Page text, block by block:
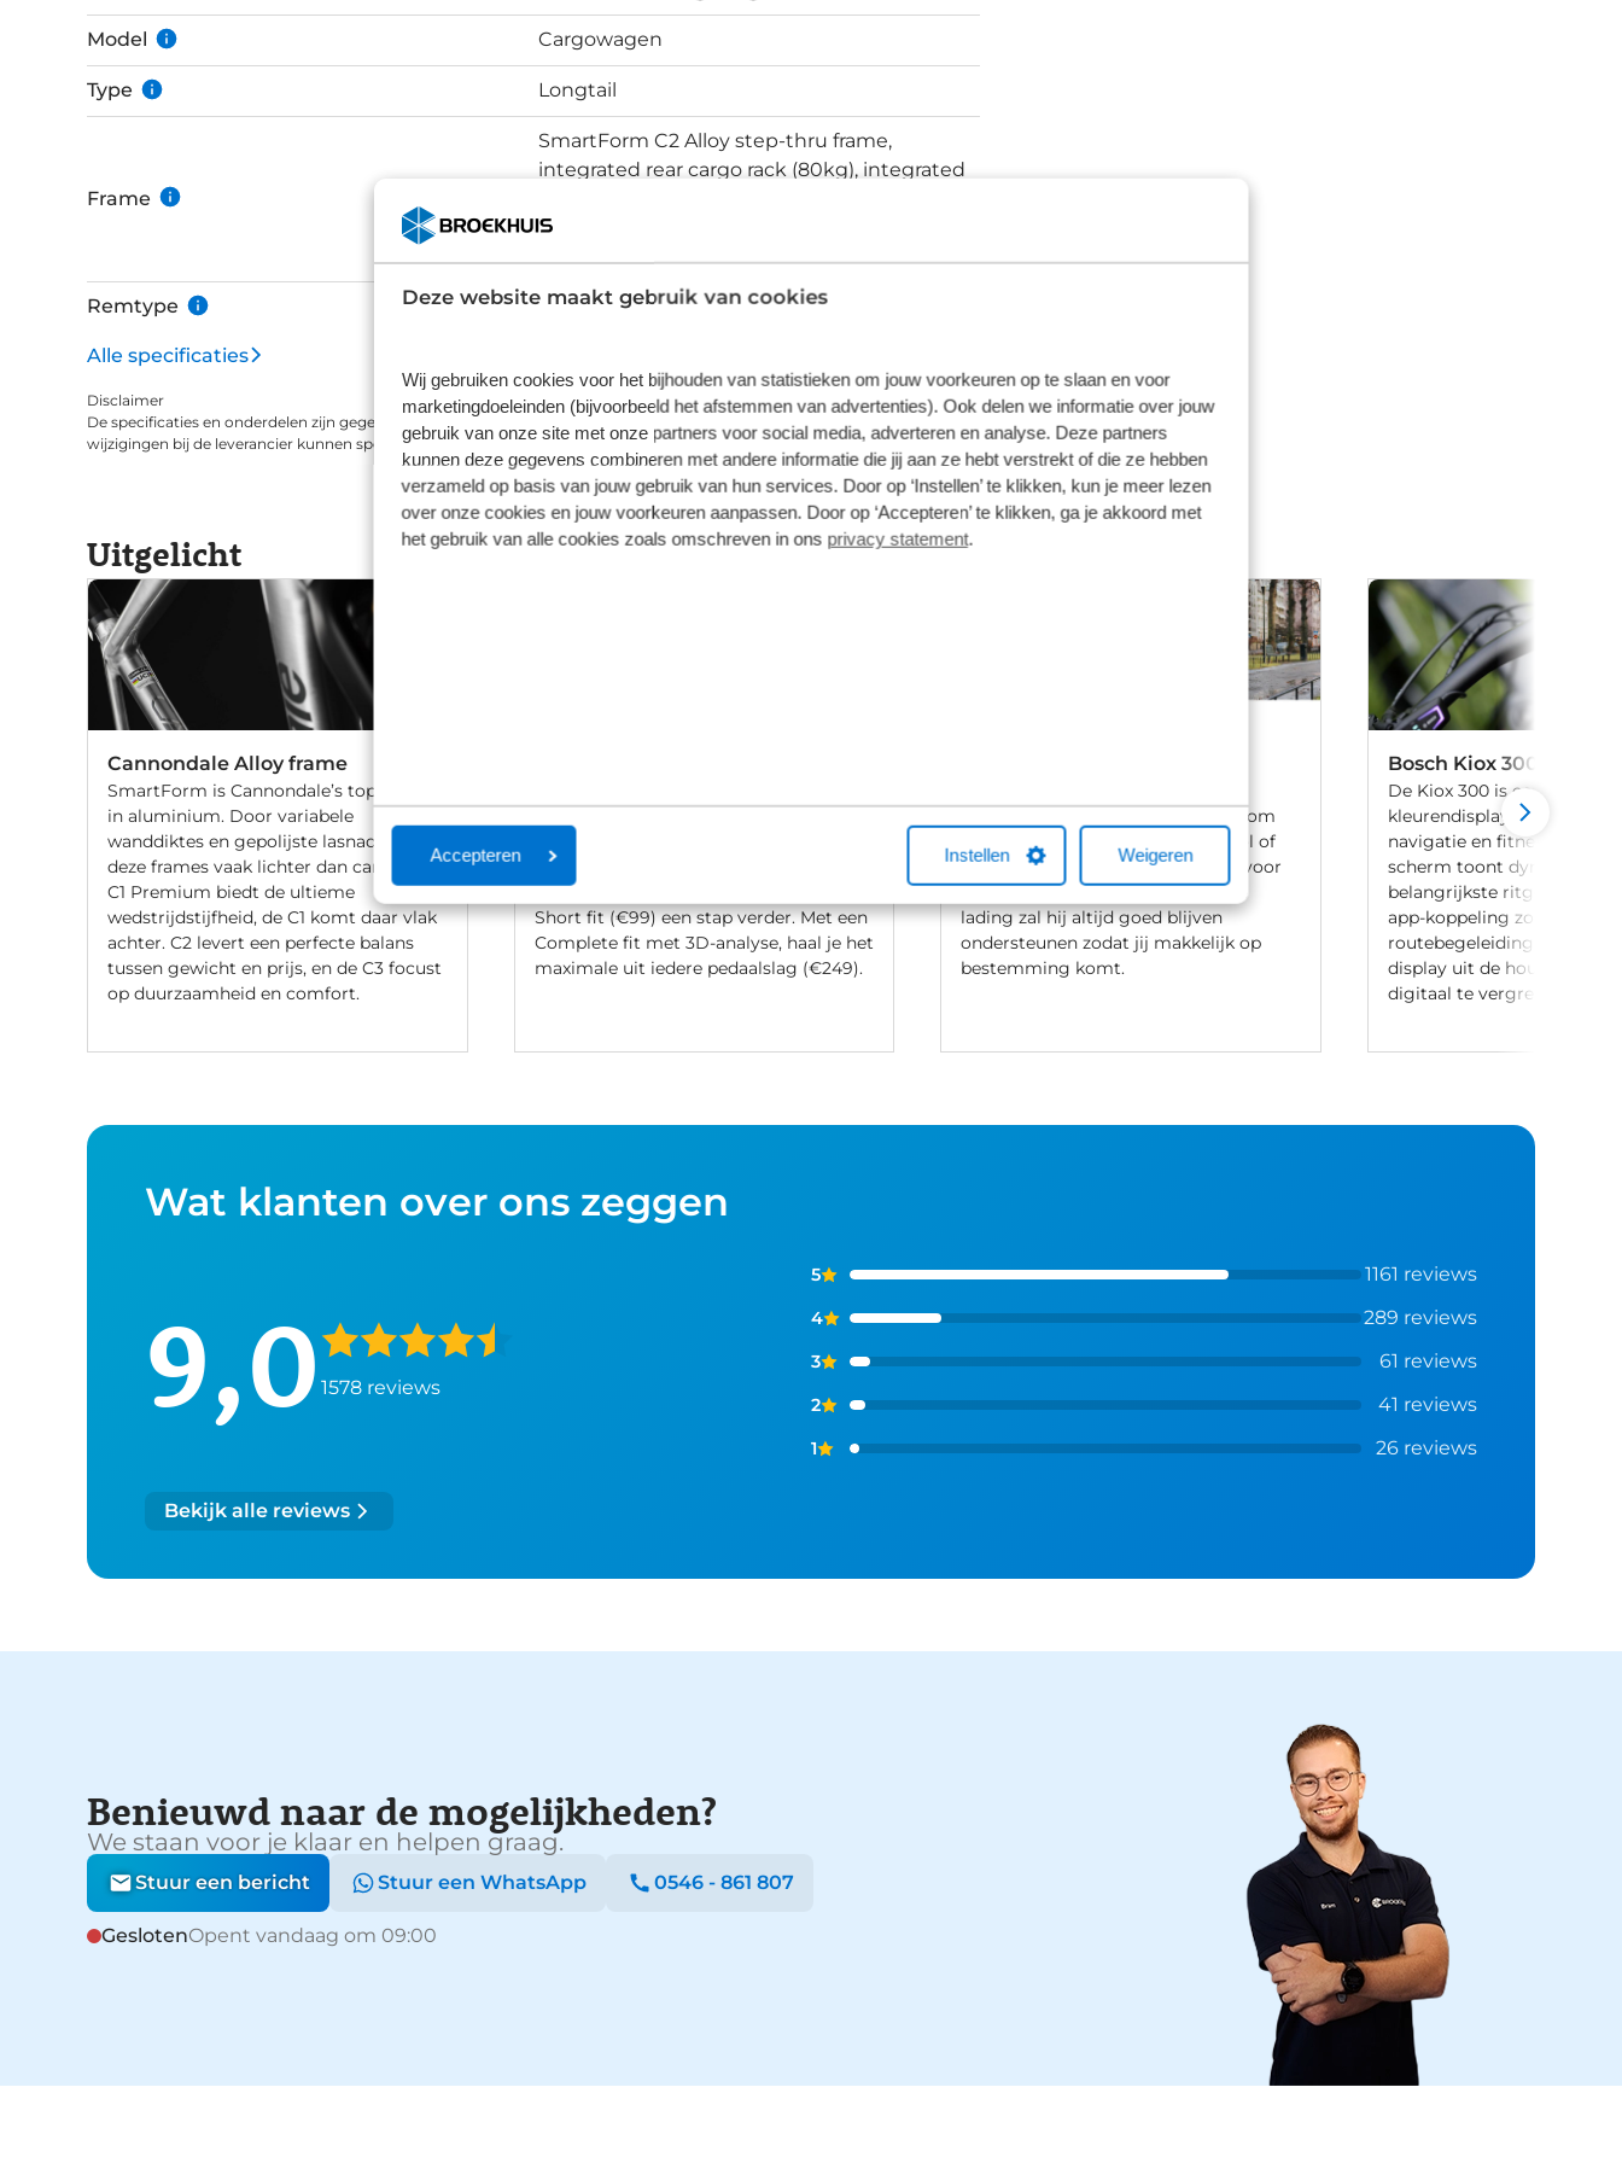
Deze website maakt gebruik van cookies
Wij gebruiken cookies voor het bijhouden van statistieken om jouw voorkeuren op te slaan en voor
marketingdoeleinden (bijvoorbeeld het afstemmen van advertenties). Ook delen we informatie over jouw
gebruik van onze site met onze partners voor social media, adverteren en analyse. Deze partners
kunnen deze gegevens combineren met andere informatie die jij aan ze hebt verstrekt of die ze hebben
verzameld op basis van jouw gebruik van hun services. Door op ‘Instellen’ te klikken, kun je meer lezen
over onze cookies en jouw voorkeuren aanpassen. Door op ‘Accepteren’ te klikken, ga je akkoord met
het gebruik van alle cookies zoals omschreven in ons privacy statement.
Accepteren Instellen Weigeren
mogelijk door het bevestigingspunt. De dropper zadelpen maakt opstappen met een
beladen fiets een stuk eenvoudiger. In de middenconsole kun je sleutels, telefoon, snoepjes
en andere spullen binnen handbereik houden. Cannondale heeft werkelijk overal aan
gedacht bij deze slimme e-bike.
Model Cargowagen
Type Longtail
Frame
SmartForm C2 Alloy step-thru frame,
integrated rear cargo rack (80kg), integrated
internal cable routing, disc brake, tapered
Remtype Schijfremmen
Alle specificaties
Disclaimer
De specificaties en onderdelen zijn gegeven op basis van aanlevering van de leverancier. Op basis van beschikbaarheid of
wijzigingen bij de leverancier kunnen specificaties afwijken.
Uitgelicht
Cannondale Alloy frame
SmartForm is Cannondale’s topniveau
in aluminium. Door variabele
wanddiktes en gepolijste lasnaden zijn
deze frames vaak lichter dan carbon. De
C1 Premium biedt de ultieme
wedstrijdstijfheid, de C1 komt daar vlak
achter. C2 levert een perfecte balans
tussen gewicht en prijs, en de C3 focust
op duurzaamheid en comfort.
je net dat beetje extra comfort of fiets je
regelmatig sportieve ritten dan gaat de
Short fit (€99) een stap verder. Met een
Complete fit met 3D-analyse, haal je het
maximale uit iedere pedaalslag (€249).
gemaakt voor bakfietsen. Perfect om
de kinderen op te halen van school of
om langs de supermarkt te gaan voor
boodschappen. Ook met een volle
lading zal hij altijd goed blijven
ondersteunen zodat jij makkelijk op
bestemming komt.
Bosch Kiox 300
De Kiox 300 is een
kleurendisplay dat
navigatie en fitnesscoach.
scherm toont dynamisch
belangrijkste ritgegevens,
app-koppeling zorgt voor
routebegeleiding. Extra
display uit de houder om je
digitaal te vergrendelen
Wat klanten over ons zeggen
9,0 1578 reviews
5 1161 reviews
4 289 reviews
3 61 reviews
2 41 reviews
1 26 reviews
Bekijk alle reviews
Benieuwd naar de mogelijkheden?
We staan voor je klaar en helpen graag.
Stuur een bericht Stuur een WhatsApp 0546 - 861 807
GeslotenOpent vandaag om 09:00